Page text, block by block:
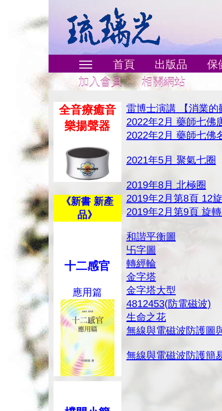
首頁 出版品
保
加入會員
相關網站
全音療癒音
樂揚聲器
《新書 新產
品》
十二感官
應用篇
雷博士演講 【消業
2022年2月 藥師七佛
2022年2月 藥師七佛
2021年5月 聚氣七圈
2019年8月 北極圈
2019年2月第8頁 12
2019年2月第9頁 旋
和諧平衡圖
卐字圖
轉經輪
金字塔
金字塔大型
4812453(防電磁波)
生命之花
無線與電磁波防護圖
無線與電磁波防護簡